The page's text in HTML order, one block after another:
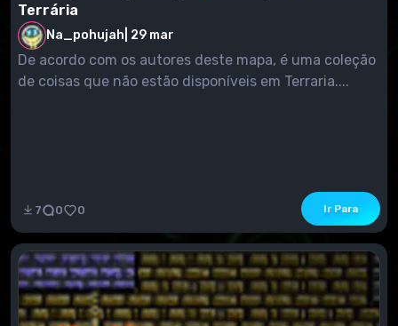
Terrária
Na_pohujah 29 mar
De acordo com os autores deste mapa, é uma coleção
de coisas que não estão disponíveis em Terraria....
7 0 0 Ir Para